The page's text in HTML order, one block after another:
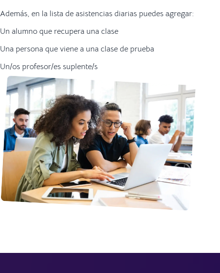
Además, en la lista de asistencias diarias puedes agregar:
Un alumno que recupera una clase
Una persona que viene a una clase de prueba
Un/os profesor/es suplente/s